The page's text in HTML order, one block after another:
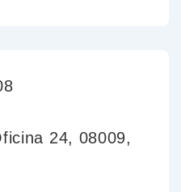
24, 08009,